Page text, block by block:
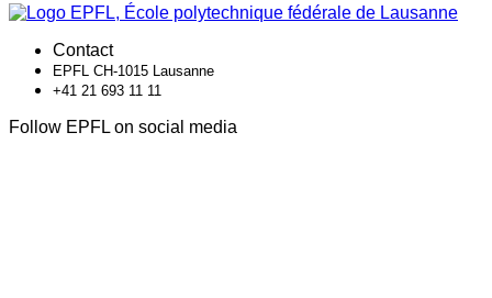
Contact
EPFL CH-1015 Lausanne
+41 21 693 11 11
Follow EPFL on social media